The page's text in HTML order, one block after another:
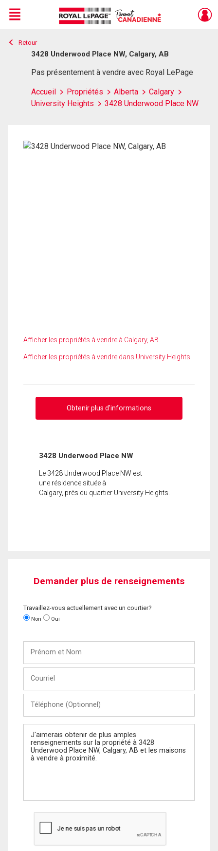
Live
En Direct
Menu
Retour
3428 Underwood Place NW, Calgary, AB
Pas présentement à vendre avec Royal LePage
Accueil Propriétés Alberta
Calgary
University Heights
3428 Underwood Place NW
Afficher les propriétés à vendre à Calgary, AB
Afficher les propriétés à vendre dans University Heights
Obtenir plus d'informations
3428 Underwood Place NW
Le 3428 Underwood Place NW est
une résidence située à
Calgary, près du quartier University Heights.
Demander plus de renseignements
Travaillez-vous actuellement avec un courtier?
Non Oui
Nom
(Optionnel)
Message